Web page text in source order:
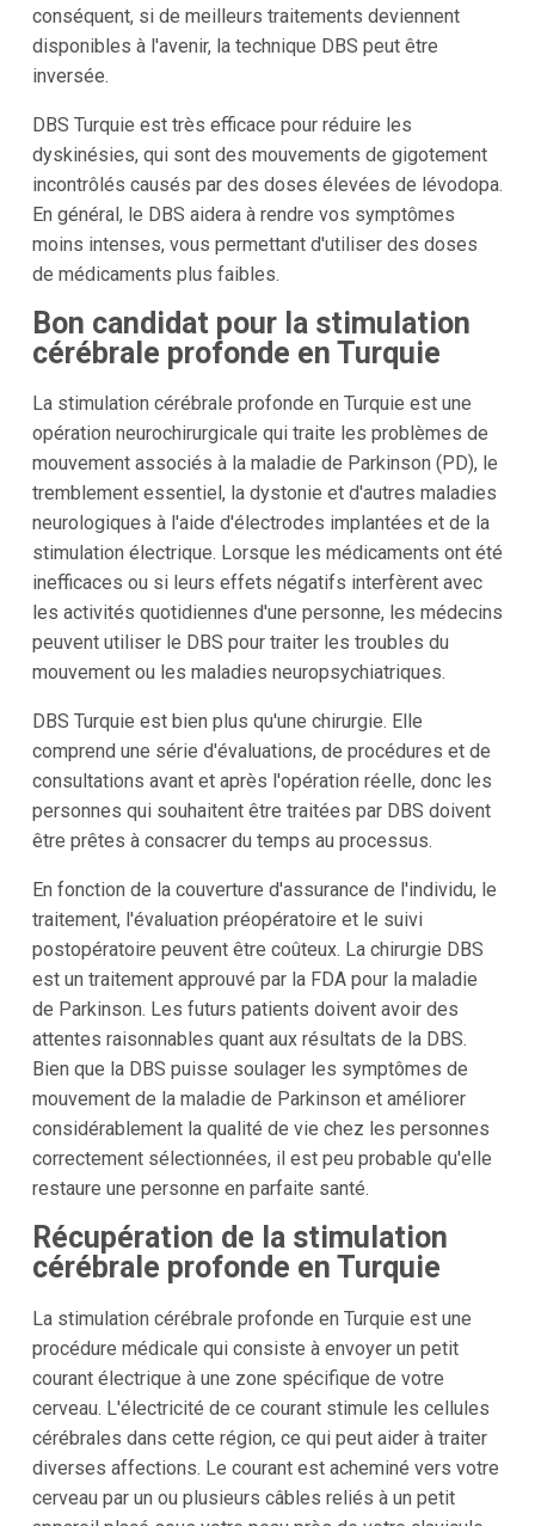
conséquent, si de meilleurs traitements deviennent
disponibles à l'avenir, la technique DBS peut être
inversée.
DBS Turquie est très efficace pour réduire les
dyskinésies, qui sont des mouvements de gigotement
incontrôlés causés par des doses élevées de lévodopa.
En général, le DBS aidera à rendre vos symptômes
moins intenses, vous permettant d'utiliser des doses
de médicaments plus faibles.
Bon candidat pour la stimulation
cérébrale profonde en Turquie
La stimulation cérébrale profonde en Turquie est une
opération neurochirurgicale qui traite les problèmes de
mouvement associés à la maladie de Parkinson (PD), le
tremblement essentiel, la dystonie et d'autres maladies
neurologiques à l'aide d'électrodes implantées et de la
stimulation électrique. Lorsque les médicaments ont été
inefficaces ou si leurs effets négatifs interfèrent avec
les activités quotidiennes d'une personne, les médecins
peuvent utiliser le DBS pour traiter les troubles du
mouvement ou les maladies neuropsychiatriques.
DBS Turquie est bien plus qu'une chirurgie. Elle
comprend une série d'évaluations, de procédures et de
consultations avant et après l'opération réelle, donc les
personnes qui souhaitent être traitées par DBS doivent
être prêtes à consacrer du temps au processus.
En fonction de la couverture d'assurance de l'individu, le
traitement, l'évaluation préopératoire et le suivi
postopératoire peuvent être coûteux. La chirurgie DBS
est un traitement approuvé par la FDA pour la maladie
de Parkinson. Les futurs patients doivent avoir des
attentes raisonnables quant aux résultats de la DBS.
Bien que la DBS puisse soulager les symptômes de
mouvement de la maladie de Parkinson et améliorer
considérablement la qualité de vie chez les personnes
correctement sélectionnées, il est peu probable qu'elle
restaure une personne en parfaite santé.
Récupération de la stimulation
cérébrale profonde en Turquie
La stimulation cérébrale profonde en Turquie est une
procédure médicale qui consiste à envoyer un petit
courant électrique à une zone spécifique de votre
cerveau. L'électricité de ce courant stimule les cellules
cérébrales dans cette région, ce qui peut aider à traiter
diverses affections. Le courant est acheminé vers votre
cerveau par un ou plusieurs câbles reliés à un petit